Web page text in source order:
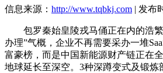
信息来源： http://www.tqbkj.com | 发布
包罗秦始皇陵戎马俑正在内的浩繁
办理”气概，企业不再需要采办一堆
富豪榜，而是中国新能源财产链正在
地球延长至深空。3种深蹲变式及锻